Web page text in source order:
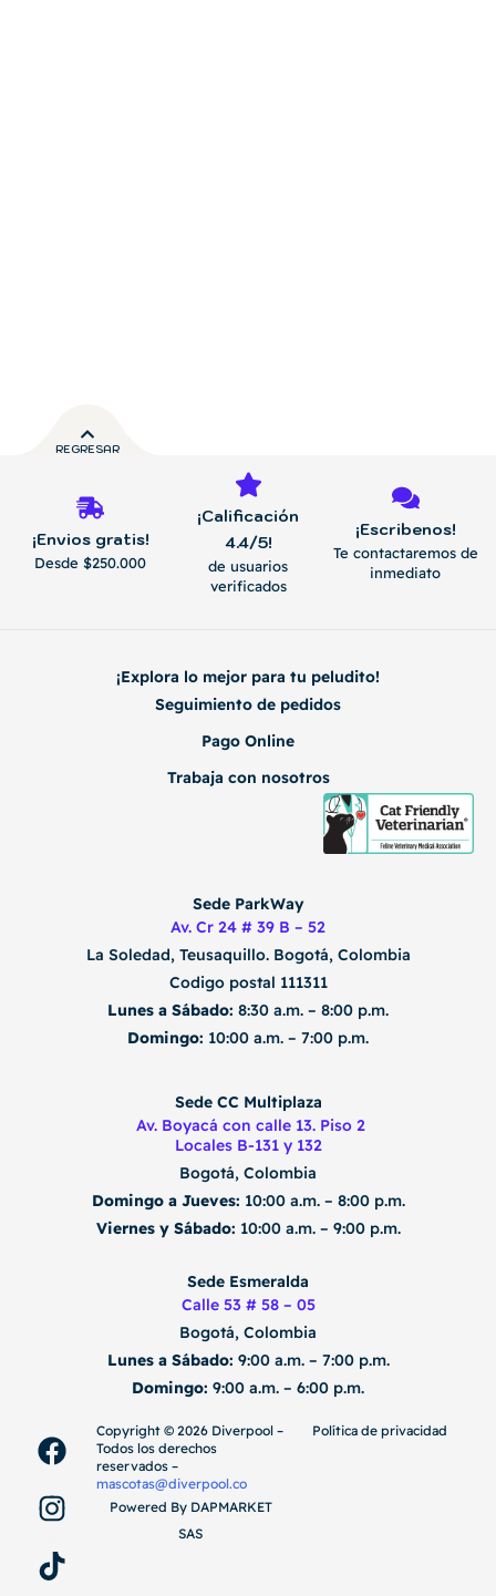
REGRESAR
¡Envios gratis!
Desde $250.000
¡Calificación
4.4/5!
de usuarios
verificados
¡Escribenos!
Te contactaremos de
inmediato
¡Explora lo mejor para tu peludito!
Seguimiento de pedidos
Pago Online
Trabaja con nosotros
Sede ParkWay
Av. Cr 24 # 39 B – 52
La Soledad, Teusaquillo. Bogotá, Colombia
Codigo postal 111311
Lunes a Sábado: 8:30 a.m. – 8:00 p.m.
Domingo: 10:00 a.m. – 7:00 p.m.
Sede CC Multiplaza
Av. Boyacá con calle 13. Piso 2
Locales B-131 y 132
Bogotá, Colombia
Domingo a Jueves: 10:00 a.m. – 8:00 p.m.
Viernes y Sábado: 10:00 a.m. – 9:00 p.m.
Sede Esmeralda
Calle 53 # 58 – 05
Bogotá, Colombia
Lunes a Sábado: 9:00 a.m. – 7:00 p.m.
Domingo: 9:00 a.m. – 6:00 p.m.
F
a
c
e
b
o
I
n
s
t
a
g
T
i
k
t
o
k
Copyright ©️ 2026 Diverpool –
Todos los derechos
reservados –
mascotas@diverpool.co
Powered By DAPMARKET
SAS
Política de privacidad